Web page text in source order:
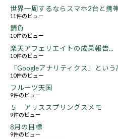
世界一周するならスマホ2台と携
11件のビュー
請負
10件のビュー
楽天アフェリエイトの成果報告...
10件のビュー
「Googleアナリティクス」とい
10件のビュー
フルーツ天国
9件のビュー
５ アリススプリングスメモ
9件のビュー
8月の目標
9件のビュー